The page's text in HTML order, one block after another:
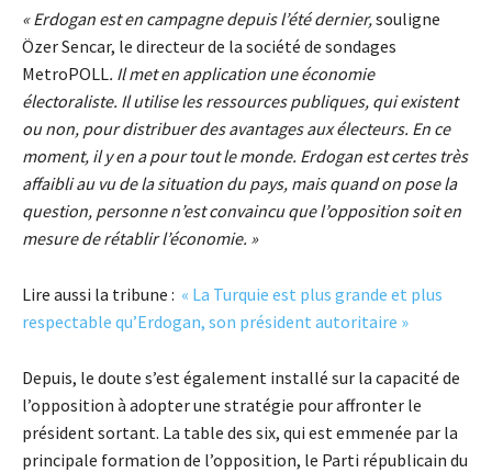
« Erdogan est en campagne depuis l’été dernier,souligne
Özer Sencar, le directeur de la société de sondages
MetroPOLL. Il met en application une économie
électoraliste. Il utilise les ressources publiques, qui existent
ou non, pour distribuer des avantages aux électeurs. En ce
moment, il y en a pour tout le monde. Erdogan est certes très
affaibli au vu de la situation du pays, mais quand on pose la
question, personne n’est convaincu que l’opposition soit en
mesure de rétablir l’économie. »
Lire aussi la tribune : « La Turquie est plus grande et plus
respectable qu’Erdogan, son président autoritaire »
Depuis, le doute s’est également installé sur la capacité de
l’opposition à adopter une stratégie pour affronter le
président sortant. La table des six, qui est emmenée par la
principale formation de l’opposition, le Parti républicain du